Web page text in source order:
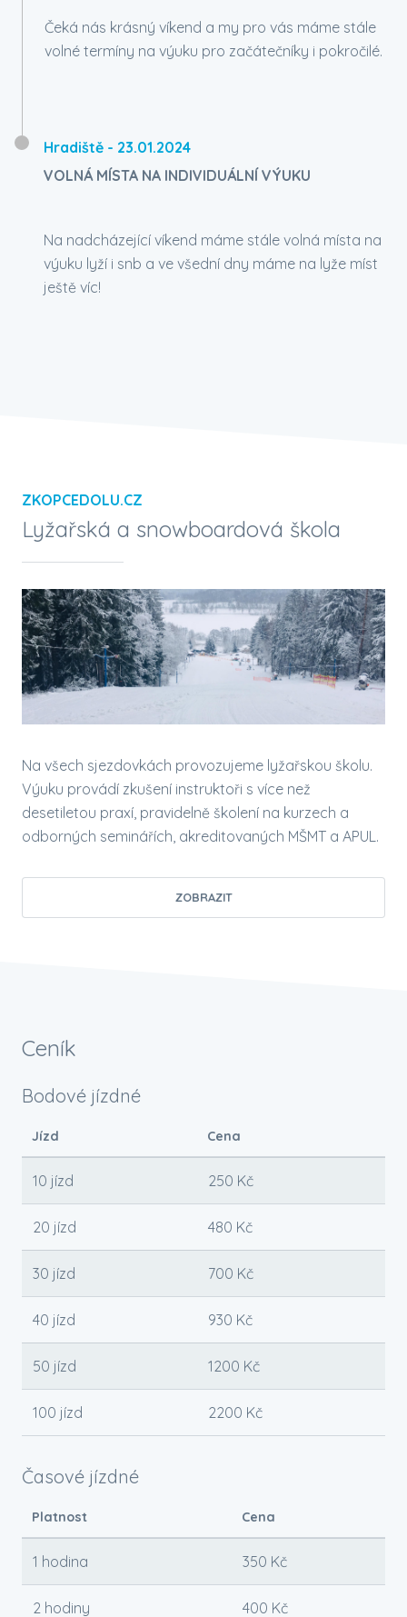
Čeká nás krásný víkend a my pro vás máme stále
volné termíny na výuku pro začátečníky i pokročilé.
Hradiště - 23.01.2024
VOLNÁ MÍSTA NA INDIVIDUÁLNÍ VÝUKU
Na nadcházející víkend máme stále volná místa na
výuku lyží i snb a ve všední dny máme na lyže míst
ještě víc!
ZKOPCEDOLU.CZ
Lyžařská a snowboardová škola
Na všech sjezdovkách provozujeme lyžařskou školu.
Výuku provádí zkušení instruktoři s více než
desetiletou praxí, pravidelně školení na kurzech a
odborných seminářích, akreditovaných MŠMT a APUL.
ZOBRAZIT
Ceník
Bodové jízdné
Jízd Cena
10 jízd 250 Kč
20 jízd 480 Kč
30 jízd 700 Kč
40 jízd 930 Kč
50 jízd 1200 Kč
100 jízd 2200 Kč
Časové jízdné
Platnost Cena
1 hodina 350 Kč
2 hodiny 400 Kč